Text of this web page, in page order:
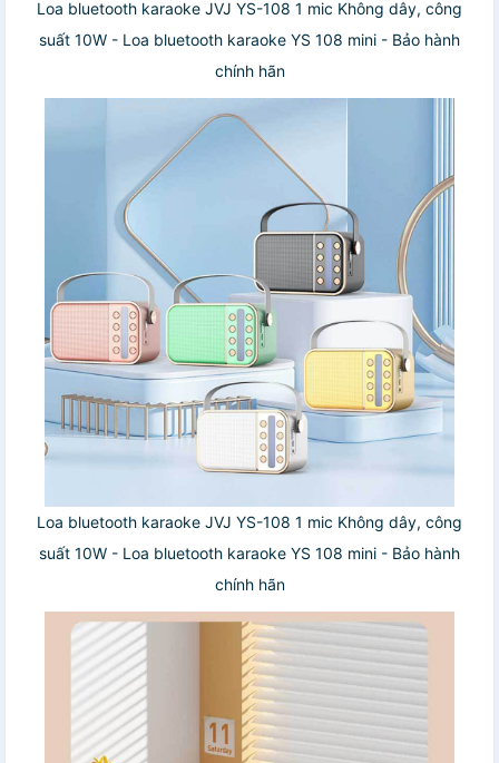
Loa bluetooth karaoke JVJ YS-108 1 mic Không dây, công
suất 10W - Loa bluetooth karaoke YS 108 mini - Bảo hành
chính hãn
Loa bluetooth karaoke JVJ YS-108 1 mic Không dây, công
suất 10W - Loa bluetooth karaoke YS 108 mini - Bảo hành
chính hãn